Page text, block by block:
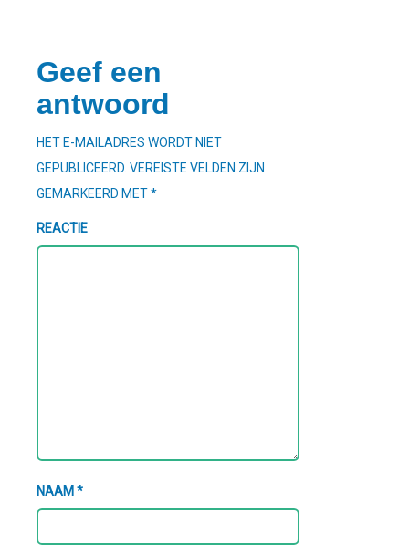
Geef een
antwoord
HET E-MAILADRES WORDT NIET
GEPUBLICEERD. VEREISTE VELDEN ZIJN
GEMARKEERD MET*
REACTIE
NAAM *